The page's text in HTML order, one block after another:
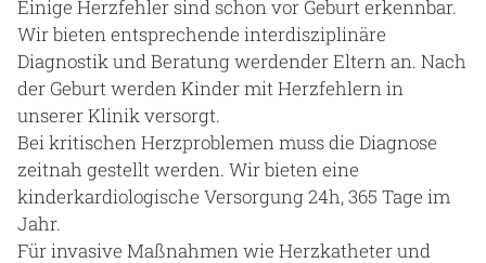
Einige Herzfehler sind schon vor Geburt erkennbar.
Wir bieten entsprechende interdisziplinäre
Diagnostik und Beratung werdender Eltern an. Nach
der Geburt werden Kinder mit Herzfehlern in
unserer Klinik versorgt.
Bei kritischen Herzproblemen muss die Diagnose
zeitnah gestellt werden. Wir bieten eine
kinderkardiologische Versorgung 24h, 365 Tage im
Jahr.
Für invasive Maßnahmen wie Herzkatheter und